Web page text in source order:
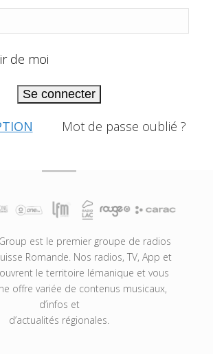
de moi
Se connecter
Mot de passe oublié ?
est le premier groupe de radios
Romande. Nos radios, TV, App et
le territoire lémanique et vous
offre variée de contenus musicaux,
d’infos et
d’actualités régionales.